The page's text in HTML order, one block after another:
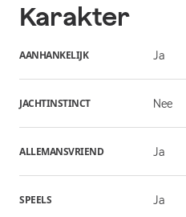
Karakter
AANHANKELIJK Ja
JACHTINSTINCT Nee
ALLEMANSVRIEND Ja
SPEELS Ja